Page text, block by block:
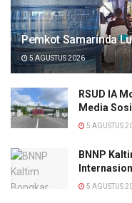
Pemkot Samarinda
5 AGUSTUS 2026
RSUD IA
Media
5 AGUSTUS
BNNP
5 AGUSTUS